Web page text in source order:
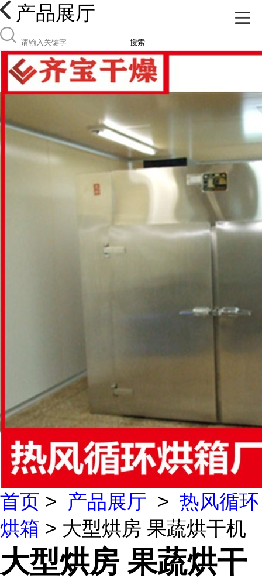
产品展厅
搜索
首页 > 产品展厅 > 热风循环
烘箱 > 大型烘房 果蔬烘干机
大型烘房 果蔬烘干